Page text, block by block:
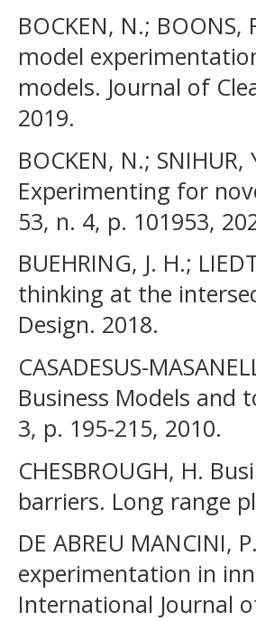
BOCKEN, N.; BOONS,
model
models. Journal of
2019.
BOCKEN, N.;
Experimenting for
53, n. 4, p. 101953,
BUEHRING, J. H.;
thinking at the
Design. 2018.
CASADESUS-
Business Models and
3, p. 195-215, 2010.
CHESBROUGH, H.
barriers. Long range
DE ABREU MANCINI,
experimentation in
International Journal